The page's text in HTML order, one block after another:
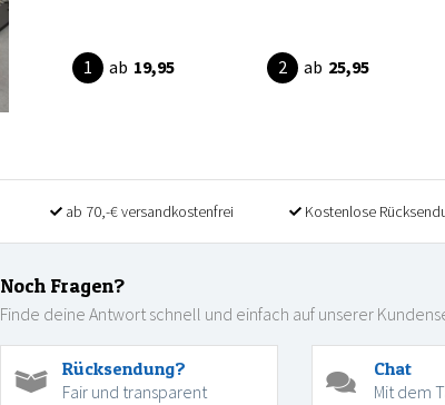
ab 19,95 ab 25,95
ab 70,-€ versandkostenfrei Kostenlose
Noch Fragen?
Finde deine Antwort schnell und einfach auf unserer
Rücksendung?
Fair und transparent
Chat
Mit dem